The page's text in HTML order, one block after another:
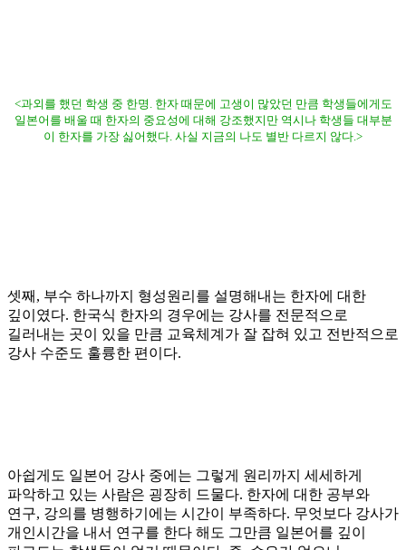
<과외를 했던 학생 중 한명. 한자 때문에 고생이 많았던 만큼 학생들에게도
일본어를 배울 때 한자의 중요성에 대해 강조했지만 역시나 학생들 대부분
이 한자를 가장 싫어했다. 사실 지금의 나도 별반 다르지 않다. >
셋째 , 부수 하나까지 형성원리를 설명해내는 한자에 대한
깊이였다. 한국식 한자의 경우에는 강사를 전문적으로
길러내는 곳이 있을 만큼 교육체계가 잘 잡혀 있고 전반적으로
강사 수준도 훌륭한 편이다.
아쉽게도 일본어 강사 중에는 그렇게 원리까지 세세하게
파악하고 있는 사람은 굉장히 드물다. 한자에 대한 공부와
연구, 강의를 병행하기에는 시간이 부족하다. 무엇보다 강사가
개인시간을 내서 연구를 한다 해도 그만큼 일본어를 깊이